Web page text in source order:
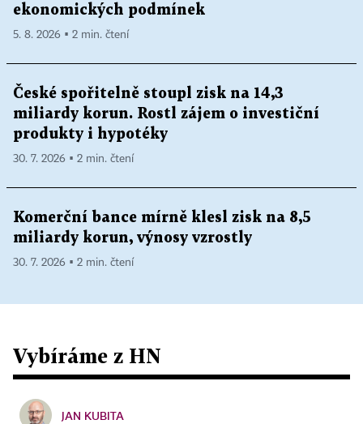
ekonomických podmínek
5. 8. 2026 ▪ 2 min. čtení
České spořitelně stoupl zisk na 14,3
miliardy korun. Rostl zájem o investiční
produkty i hypotéky
30. 7. 2026 ▪ 2 min. čtení
Komerční bance mírně klesl zisk na 8,5
miliardy korun, výnosy vzrostly
30. 7. 2026 ▪ 2 min. čtení
Vybíráme z HN
JAN KUBITA